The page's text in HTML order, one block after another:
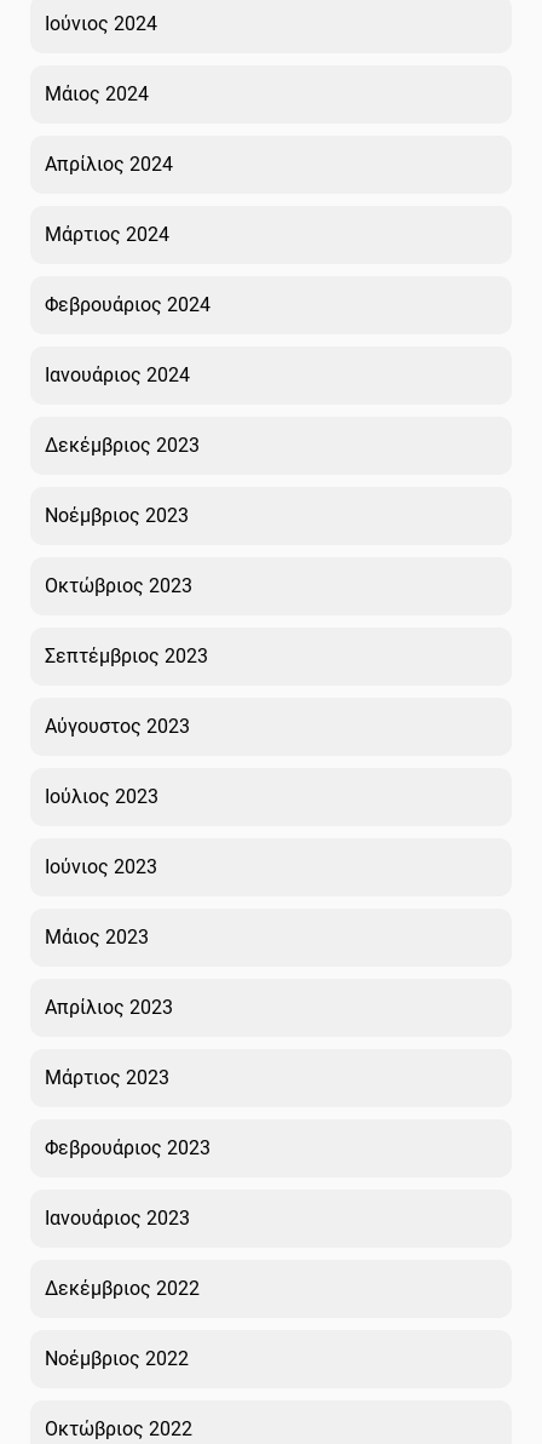
Ιούνιος 2024
Μάιος 2024
Απρίλιος 2024
Μάρτιος 2024
Φεβρουάριος 2024
Ιανουάριος 2024
Δεκέμβριος 2023
Νοέμβριος 2023
Οκτώβριος 2023
Σεπτέμβριος 2023
Αύγουστος 2023
Ιούλιος 2023
Ιούνιος 2023
Μάιος 2023
Απρίλιος 2023
Μάρτιος 2023
Φεβρουάριος 2023
Ιανουάριος 2023
Δεκέμβριος 2022
Νοέμβριος 2022
Οκτώβριος 2022